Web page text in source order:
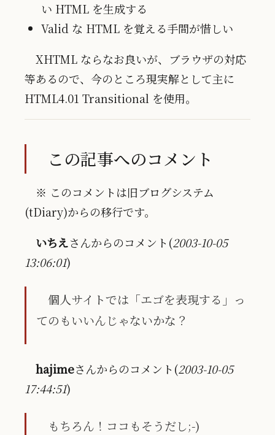
い HTML を生成する
Valid な HTML を覚える手間が惜しい
XHTML ならなお良いが、ブラウザの対応
等あるので、今のところ現実解として主に
HTML4.01 Transitional を使用。
この記事へのコメント
※ このコメントは旧ブログシステム
(tDiary)からの移行です。
いちえさんからのコメント(2003-10-05
13:06:01)
個人サイトでは「エゴを表現する」っ
てのもいいんじゃないかな？
hajimeさんからのコメント(2003-10-05
17:44:51)
もちろん！ココもそうだし;-)